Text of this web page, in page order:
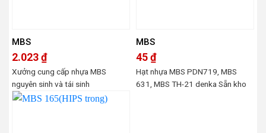
MBS
2.023₫
Xưởng cung cấp nhựa MBS
nguyên sinh và tái sinh
MBS
45₫
Hạt nhựa MBS PDN719, MBS
631, MBS TH-21 denka Sẵn kho